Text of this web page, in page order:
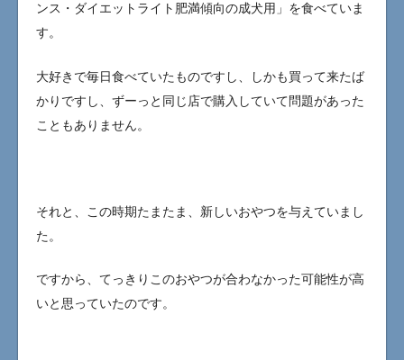
ンス・ダイエットライト肥満傾向の成犬用」を食べていま
す。
大好きで毎日食べていたものですし、しかも買って来たば
かりですし、ずーっと同じ店で購入していて問題があった
こともありません。
それと、この時期たまたま、新しいおやつを与えていまし
た。
ですから、てっきりこのおやつが合わなかった可能性が高
いと思っていたのです。